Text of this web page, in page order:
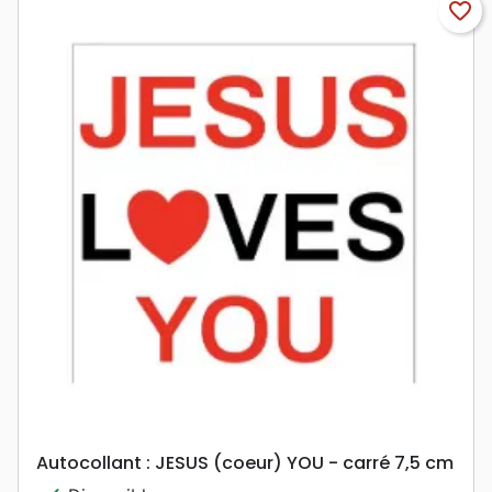
favorite_border
Autocollant : JESUS (coeur) YOU - carré 7,5 cm